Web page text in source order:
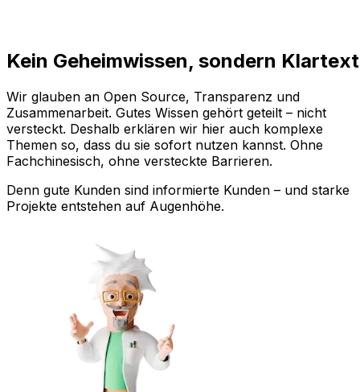
Kein Geheimwissen, sondern Klartext
Wir glauben an Open Source, Transparenz und
Zusammenarbeit. Gutes Wissen gehört geteilt – nicht
versteckt. Deshalb erklären wir hier auch komplexe
Themen so, dass du sie sofort nutzen kannst. Ohne
Fachchinesisch, ohne versteckte Barrieren.
Denn gute Kunden sind informierte Kunden – und starke
Projekte entstehen auf Augenhöhe.